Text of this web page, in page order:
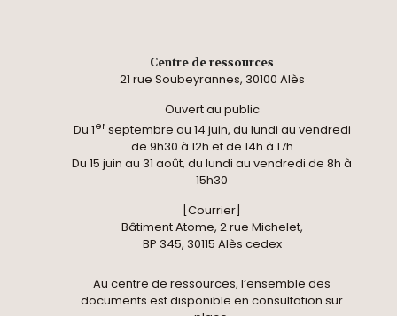
Centre de ressources
21 rue Soubeyrannes, 30100 Alès
Ouvert au public
Du 1erseptembre au 14 juin, du lundi au vendredi
de 9h30 à 12h et de 14h à 17h
Du 15 juin au 31 août, du lundi au vendredi de 8h à
15h30
[Courrier]
Bâtiment Atome, 2 rue Michelet,
BP 345, 30115 Alès cedex
Au centre de ressources, l’ensemble des
documents est disponible en consultation sur